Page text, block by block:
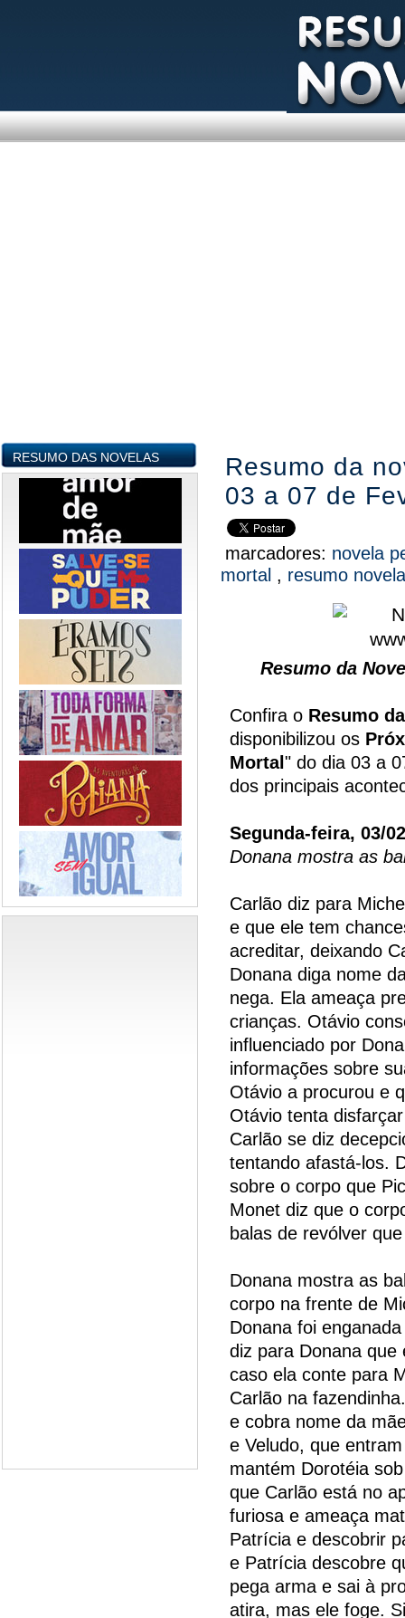
RESUMO DAS NOVELAS
Resumo da
03 a 07 de
marcadores: novela
mortal , resumo
Resumo da
Confira o Resumo
disponibilizou os
Mortal" do dia 03 a
dos principais
Segunda-feira, 03/
Donana mostra as
Carlão diz para
e que ele tem
acreditar, deixando
Donana diga nome
nega. Ela ameaça
crianças. Otávio
influenciado por
informações sobre
Otávio a procurou e
Otávio tenta
Carlão se diz
tentando afastá-los.
sobre o corpo que
Monet diz que o
balas de revólver
Donana mostra as
corpo na frente de
Donana foi
diz para Donana
caso ela conte para
Carlão na
e cobra nome da
e Veludo, que
mantém Dorotéia
que Carlão está no
furiosa e ameaça
Patrícia e descobrir
e Patrícia descobre
pega arma e sai à
atira, mas ele foge.